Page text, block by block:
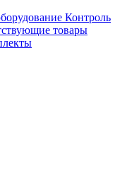
Контроль
товары